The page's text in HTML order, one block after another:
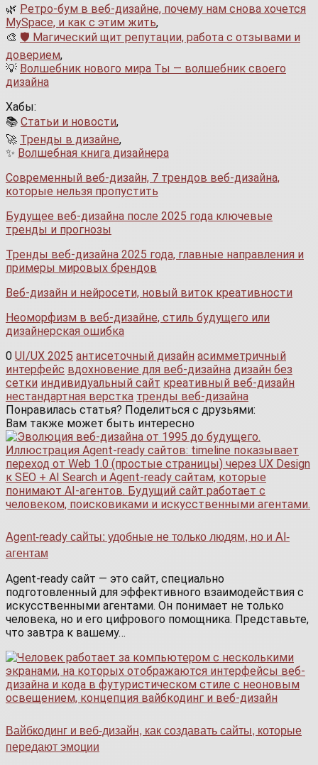
🌿 Ретро-бум в веб-дизайне, почему нам снова хочется
MySpace, и как с этим жить,
🎨 🛡 Магический щит репутации, работа с отзывами и
доверием,
💡 Волшебник нового мира Ты — волшебник своего
дизайна
Хабы:
📚 Статьи и новости,
🚀 Тренды в дизайне,
✨ Волшебная книга дизайнера
Современный веб-дизайн, 7 трендов веб-дизайна,
которые нельзя пропустить
Будущее веб-дизайна после 2025 года ключевые
тренды и прогнозы
Тренды веб-дизайна 2025 года, главные направления и
примеры мировых брендов
Веб-дизайн и нейросети, новый виток креативности
Неоморфизм в веб-дизайне, стиль будущего или
дизайнерская ошибка
0 UI/UX 2025 антисеточный дизайн асимметричный
интерфейс вдохновение для веб-дизайна дизайн без
сетки индивидуальный сайт креативный веб-дизайн
нестандартная верстка тренды веб-дизайна
Понравилась статья? Поделиться с друзьями:
Вам также может быть интересно
Agent-ready сайты: удобные не только людям, но и AI-
агентам
Agent-ready сайт — это сайт, специально
подготовленный для эффективного взаимодействия с
искусственными агентами. Он понимает не только
человека, но и его цифрового помощника. Представьте,
что завтра к вашему…
Вайбкодинг и веб-дизайн, как создавать сайты, которые
передают эмоции